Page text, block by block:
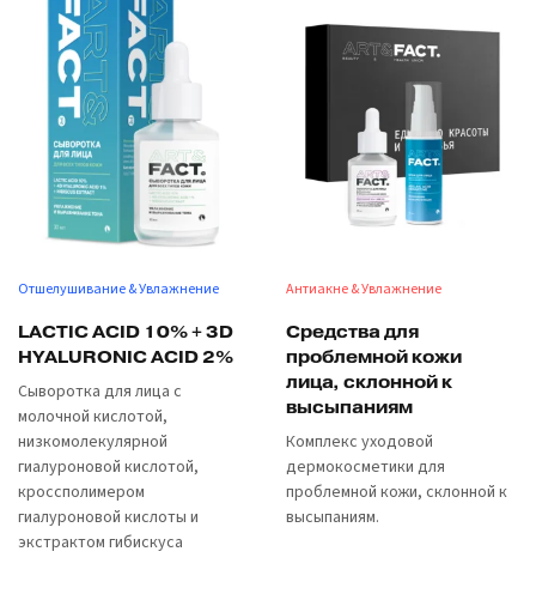
Отшелушивание & Увлажнение
LACTIC ACID 10% + 3D
HYALURONIC ACID 2%
Сыворотка для лица с
молочной кислотой,
низкомолекулярной
гиалуроновой кислотой,
кроссполимером
гиалуроновой кислоты и
экстрактом гибискуса
Антиакне & Увлажнение
Средства для
проблемной кожи
лица, склонной к
высыпаниям
Комплекс уходовой
дермокосметики для
проблемной кожи, склонной к
высыпаниям.